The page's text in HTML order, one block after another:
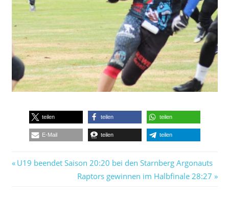
teilen teilen teilen
E-Mail teilen teilen
Beitragsnavigation
Vorheriger
U19 beendet Saison 20:20 bei den Starnberg Argonauts
Nächster
Raptors gewinnen im Halbfinale 28:27